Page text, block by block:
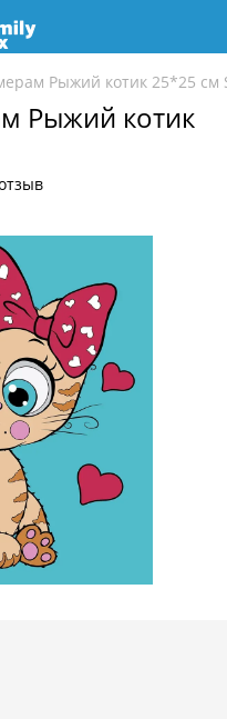
Рыжий котик 25*25 см
Рыжий котик